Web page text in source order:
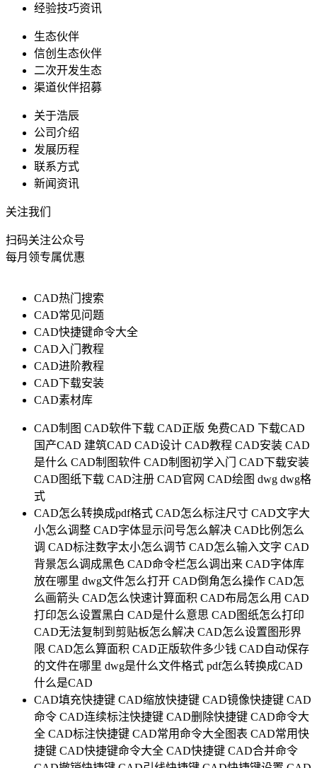
经验技巧资讯
生态伙伴
信创生态伙伴
二次开发生态
渠道伙伴招募
关于浩辰
公司介绍
发展历程
联系方式
新闻资讯
关注我们
扫码关注公众号
每月领专属优惠
CAD热门搜索
CAD常见问题
CAD快捷键命令大全
CAD入门教程
CAD进阶教程
CAD下载安装
CAD素材库
CAD制图 CAD软件下载 CAD正版 免费CAD 下载CAD
国产CAD 建筑CAD CAD设计 CAD教程 CAD安装 CAD
是什么 CAD制图软件 CAD制图初学入门
CAD下载安装
CAD图纸下载 CAD注册 CAD官网 CAD绘图 dwg dwg格
式
CAD怎么转换成pdf格式 CAD怎么标注尺寸 CAD文字大
小怎么调整 CAD字体显示问号怎么解决 CAD比例怎么
调 CAD标注数字太小怎么调节 CAD怎么输入文字 CAD
背景怎么调成黑色 CAD命令栏怎么调出来 CAD字体库
放在哪里 dwg文件怎么打开 CAD倒角怎么操作 CAD怎
么画箭头 CAD怎么快速计算面积 CAD布局怎么用 CAD
打印怎么设置黑白 CAD是什么意思 CAD图纸怎么打印
CAD无法复制到剪贴板怎么解决 CAD怎么设置图形界
限 CAD怎么算面积 CAD正版软件多少钱 CAD自动保存
的文件在哪里 dwg是什么文件格式 pdf怎么转换成CAD
什么是CAD
CAD填充快捷键 CAD缩放快捷键 CAD镜像快捷键 CAD
命令 CAD连续标注快捷键 CAD删除快捷键 CAD命令大
全 CAD标注快捷键 CAD常用命令大全图表 CAD常用快
捷键 CAD快捷键命令大全 CAD快捷键 CAD合并命令